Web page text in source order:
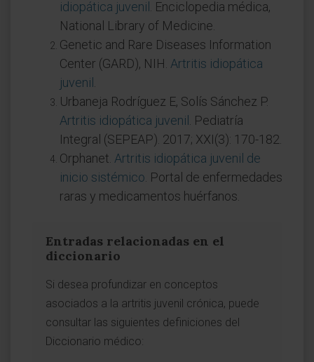
idiopática juvenil
. Enciclopedia médica,
National Library of Medicine.
Genetic and Rare Diseases Information
Center (GARD), NIH. Artritis idiopática
juvenil
Urbaneja Rodríguez E, Solís Sánchez P.
Artritis idiopática juvenil
. Pediatría
Integral (SEPEAP). 2017; XXI(3): 170-182.
Orphanet. Artritis idiopática juvenil de
inicio sistémico . Portal de enfermedades
raras y medicamentos huérfanos.
Entradas relacionadas en el
diccionario
Si desea profundizar en conceptos
asociados a la artritis juvenil crónica, puede
consultar las siguientes definiciones del
Diccionario médico: